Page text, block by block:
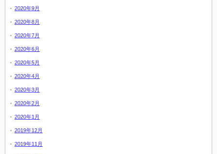
2020年9月
2020年8月
2020年7月
2020年6月
2020年5月
2020年4月
2020年3月
2020年2月
2020年1月
2019年12月
2019年11月